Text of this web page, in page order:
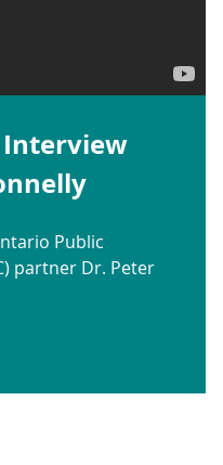
Interview
Public
partner Dr. Peter